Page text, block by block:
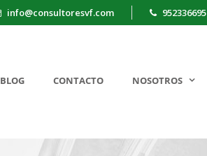
info@consultoresvf.com 952336695
BLOG CONTACTO NOSOTROS